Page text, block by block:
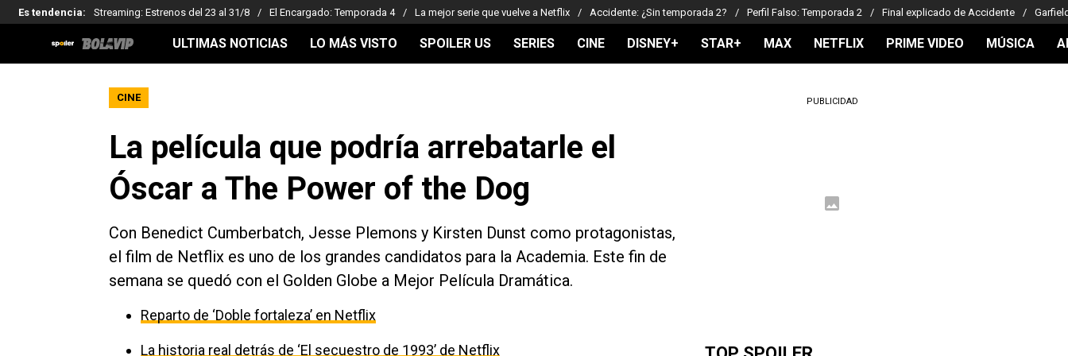
Es tendencia: Streaming: Estrenos del 23 al 31/8 El Encargado: Temporada 4 La mejor serie que vuelve a Netflix Accidente: ¿Sin temporada 2? Perfil Falso: Temporada 2 Final explicado de Accidente
ULTIMAS NOTICIAS LO MÁS VISTO SPOILER US SERIES CINE DISNEY+ STAR+ MAX NETFLIX PRIME VIDEO MÚSICA
CINE
La película que podría arrebatarle el
Óscar a The Power of the Dog
Con Benedict Cumberbatch, Jesse Plemons y Kirsten Dunst como protagonistas,
el film de Netflix es uno de los grandes candidatos para la Academia. Este fin de
semana se quedó con el Golden Globe a Mejor Película Dramática.
Reparto de ‘Doble fortaleza’ en Netflix
La historia real detrás de ‘El secuestro de 1993’ de Netflix
PUBLICIDAD